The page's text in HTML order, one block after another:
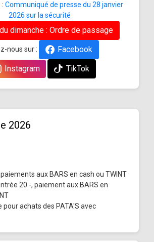
Communiqué de presse du 28 janvier
2026 sur la sécurité
dimanche : Ordre de passage
nous sur :
Facebook
Instagram
TikTok
2026
aux BARS en cash ou TWINT
20.-, paiement aux BARS en
pour achats des PATA'S avec